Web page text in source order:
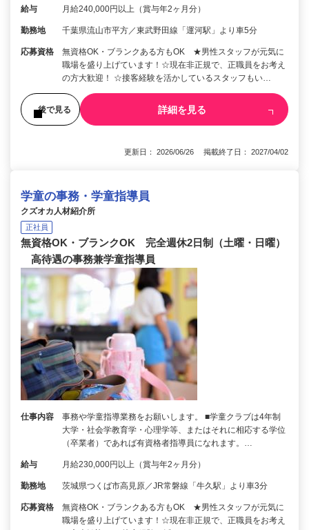
給与 月給240,000円以上（賞与年2ヶ月分）
勤務地 千葉県流山市平方／東武野田線「運河駅」より車5分
応募資格
無資格OK・ブランクある方もOK ★男性スタッフが元気に
職場を盛り上げています！☆現在非正規で、正職員をお考え
の方大歓迎！ ☆接客経験を活かしているスタッフもい…
後で見る 詳細を見る
更新日： 2026/06/26 掲載終了日： 2027/04/02
学童の事務・学童指導員
クズオカ人材紹介所
正社員
無資格OK・ブランクOK 完全週休2日制（土曜・日曜）
高待遇の事務兼学童指導員
仕事内容
事務や学童指導業務をお願いします。 ■学童クラブは4年制
大学・社会学教育学・心理学等、またはそれに相応する学位
（卒業者）であれば有資格者指導員になれます。…
給与 月給230,000円以上（賞与年2ヶ月分）
勤務地 茨城県つくば市高見原／JR常磐線「牛久駅」より車3分
応募資格
無資格OK・ブランクある方もOK ★男性スタッフが元気に
職場を盛り上げています！☆現在非正規で、正職員をお考え